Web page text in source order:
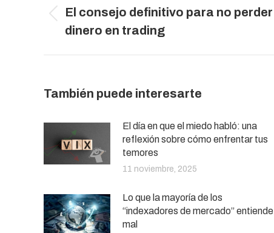
publicaciones
Publicación
anterior:
El consejo definitivo para no perder
dinero en trading
También puede interesarte
El día en que el miedo habló: una
reflexión sobre cómo enfrentar tus
temores
11 noviembre, 2025
Lo que la mayoría de los
“indexadores de mercado” entiende
mal